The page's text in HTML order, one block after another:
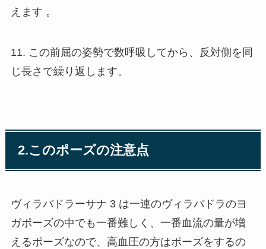
えます 。
11. この前屈の姿勢で数呼吸してから、反対側を同
じ長さで繰り返します。
2.このポーズの注意点
ヴィラバドラーサナ 3 は一連のヴィラバドラのヨ
ガポーズの中でも一番難しく、一番血流の量が増
えるポーズなので、高血圧の方はポーズをするの